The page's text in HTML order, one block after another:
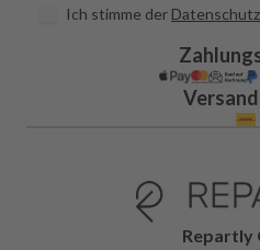
Ich stimme der
Repartly